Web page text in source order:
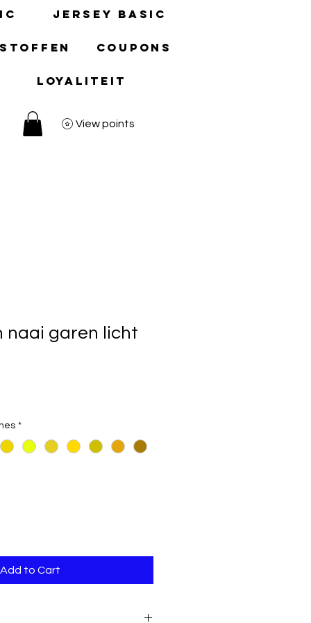
Jersey basic
Coupons
Loyaliteit
View points
naai garen licht
*
Add to Cart